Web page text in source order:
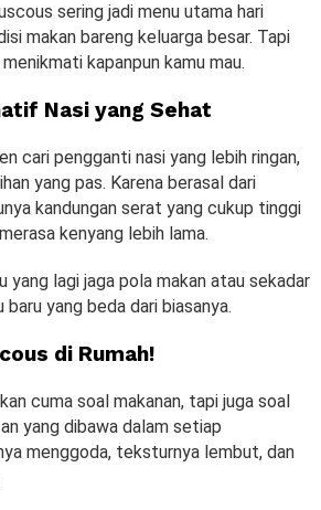
sering jadi menu utama hari
makan bareng keluarga besar. Tapi
kapanpun kamu mau.
Nasi yang Sehat
cari pengganti nasi yang lebih ringan,
yang pas. Karena berasal dari
kandungan serat yang cukup tinggi
kenyang lebih lama.
yang lagi jaga pola makan atau sekadar
yang beda dari biasanya.
di Rumah!
cuma soal makanan, tapi juga soal
yang dibawa dalam setiap
menggoda, teksturnya lembut, dan